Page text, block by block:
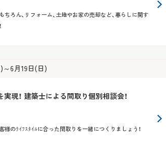
ろん、リフォーム、土地やお家の売却など、暮らしに関す
～6月19日(日)
実現！ 建築士による間取り個別相談会！
様のﾗｲﾌｽﾀｲﾙに合った間取りを一緒につくりましょう！